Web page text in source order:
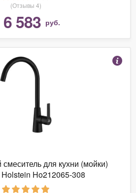
(Отзывы 4)
6 583 руб.
для кухни (мойки)
Ho212065-308